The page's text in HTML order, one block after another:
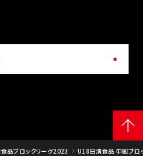
品ブロックリーグ2023 U18日清食品 中国ブロ